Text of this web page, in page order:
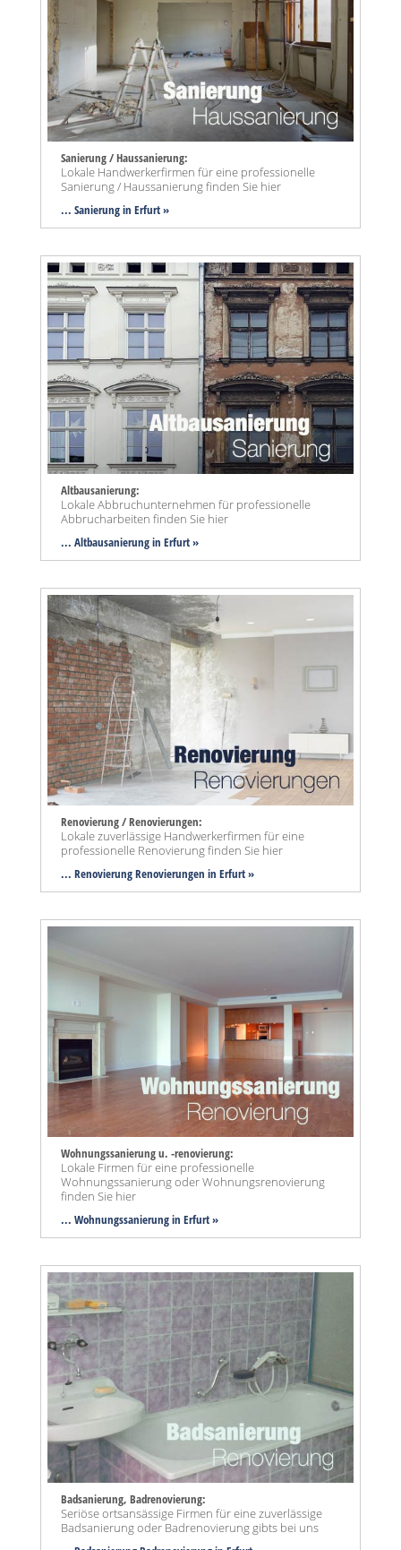
Sanierung / Haussanierung:
Lokale Handwerkerfirmen für eine professionelle
Sanierung / Haussanierung finden Sie hier
... Sanierung in Erfurt »
Altbausanierung:
Lokale Abbruchunternehmen für professionelle
Abbrucharbeiten finden Sie hier
... Altbausanierung in Erfurt »
Renovierung / Renovierungen:
Lokale zuverlässige Handwerkerfirmen für eine
professionelle Renovierung finden Sie hier
... Renovierung Renovierungen in Erfurt »
Wohnungssanierung u. -renovierung:
Lokale Firmen für eine professionelle
Wohnungssanierung oder Wohnungsrenovierung
finden Sie hier
... Wohnungssanierung in Erfurt »
Badsanierung, Badrenovierung:
Seriöse ortsansässige Firmen für eine zuverlässige
Badsanierung oder Badrenovierung gibts bei uns